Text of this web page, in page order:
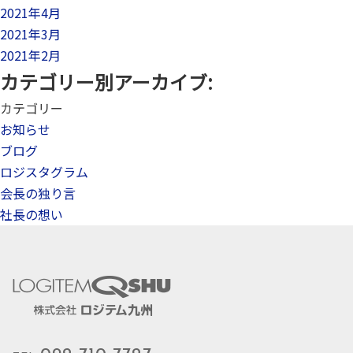
2021年4月
2021年3月
2021年2月
カテゴリー別アーカイブ:
カテゴリー
お知らせ
ブログ
ロジスタグラム
会長の独り言
社長の想い